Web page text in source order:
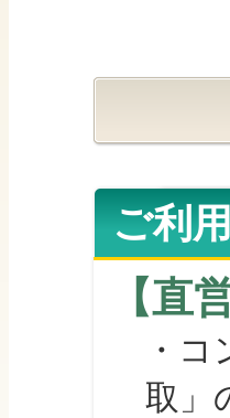
ご利
【直
・コ
取」